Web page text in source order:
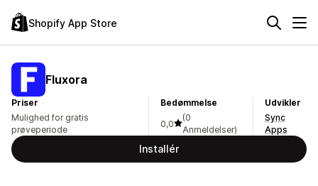
Shopify App Store
Fluxora
Priser
Mulighed for gratis
prøveperiode
Bedømmelse
0,0
(0
Anmeldelser)
Udvikler
Sync
Apps
Installér